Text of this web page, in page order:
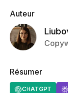
Auteur
Résumer
CHATGPT